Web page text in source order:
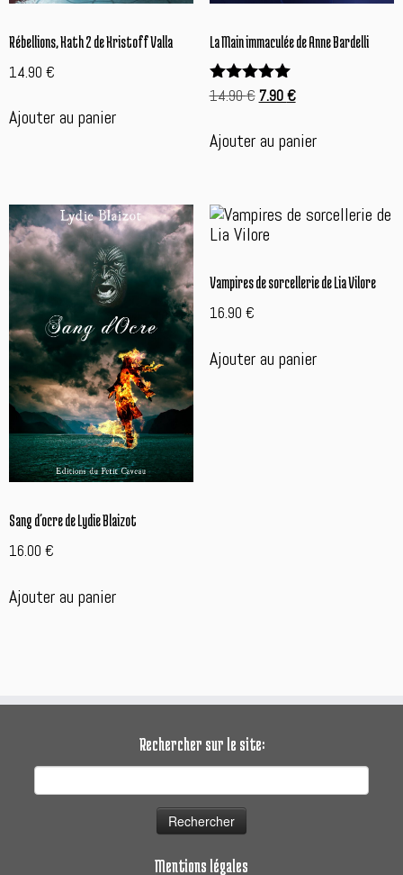
Rébellions, Kath 2 de Kristoff Valla
14.90 €
Ajouter au panier
La Main immaculée de Anne Bardelli
Note
14.90€ Le
initial
était :
7.90€Le
actuel
Ajouter au panier
Sang d’ocre de Lydie Blaizot
16.00 €
Ajouter au panier
Vampires de sorcellerie de Lia Vilore
16.90 €
Ajouter au panier
Rechercher sur le site:
Mentions légales